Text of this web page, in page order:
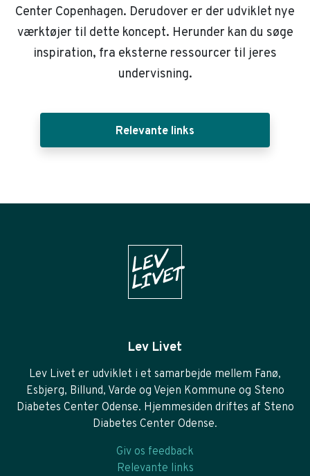
Center Copenhagen. Derudover er der udviklet nye
værktøjer til dette koncept. Herunder kan du søge
inspiration, fra eksterne ressourcer til jeres
undervisning.
Relevante links
Lev Livet
Lev Livet er udviklet i et samarbejde mellem Fanø,
Esbjerg, Billund, Varde og Vejen Kommune og Steno
Diabetes Center Odense. Hjemmesiden driftes af Steno
Diabetes Center Odense.
Giv os feedback
Relevante links